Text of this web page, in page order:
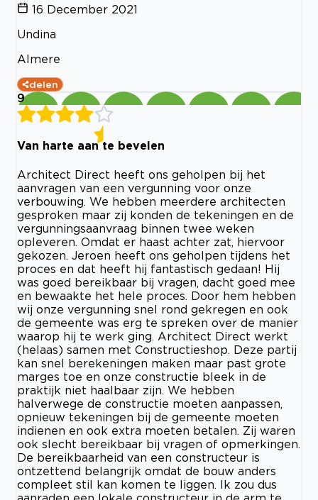
16 December 2021
Undina
Almere
delen
9
Van harte aan te bevelen
Architect Direct heeft ons geholpen bij het
aanvragen van een vergunning voor onze
verbouwing. We hebben meerdere architecten
gesproken maar zij konden de tekeningen en de
vergunningsaanvraag binnen twee weken
opleveren. Omdat er haast achter zat, hiervoor
gekozen. Jeroen heeft ons geholpen tijdens het
proces en dat heeft hij fantastisch gedaan! Hij
was goed bereikbaar bij vragen, dacht goed mee
en bewaakte het hele proces. Door hem hebben
wij onze vergunning snel rond gekregen en ook
de gemeente was erg te spreken over de manier
waarop hij te werk ging. Architect Direct werkt
(helaas) samen met Constructieshop. Deze partij
kan snel berekeningen maken maar past grote
marges toe en onze constructie bleek in de
praktijk niet haalbaar zijn. We hebben
halverwege de constructie moeten aanpassen,
opnieuw tekeningen bij de gemeente moeten
indienen en ook extra moeten betalen. Zij waren
ook slecht bereikbaar bij vragen of opmerkingen.
De bereikbaarheid van een constructeur is
ontzettend belangrijk omdat de bouw anders
compleet stil kan komen te liggen. Ik zou dus